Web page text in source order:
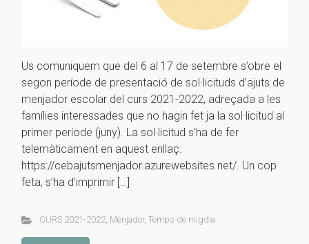
Us comuniquem que del 6 al 17 de setembre s’obre el
segon període de presentació de sol·licituds d’ajuts de
menjador escolar del curs 2021-2022, adreçada a les
famílies interessades que no hagin fet ja la sol·licitud al
primer període (juny). La sol·licitud s’ha de fer
telemàticament en aquest enllaç:
https://cebajutsmenjador.azurewebsites.net/. Un cop
feta, s’ha d’imprimir […]
CURS 2021-2022, Menjador, Temps de migdia